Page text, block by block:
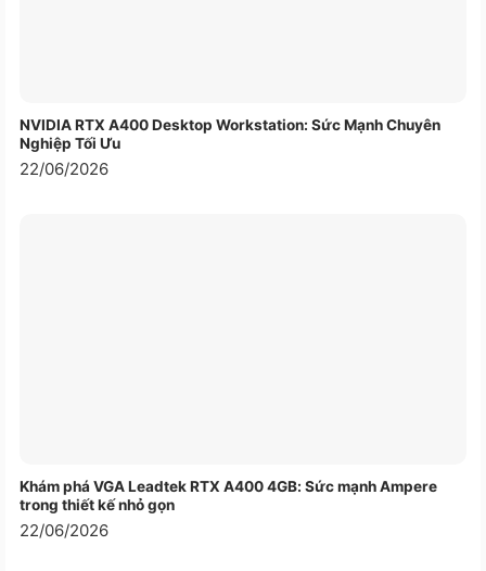
NVIDIA RTX A400 Desktop Workstation: Sức Mạnh Chuyên
Nghiệp Tối Ưu
22/06/2026
Khám phá VGA Leadtek RTX A400 4GB: Sức mạnh Ampere
trong thiết kế nhỏ gọn
22/06/2026